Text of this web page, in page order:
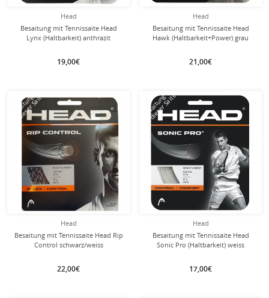
Head
Besaitung mit Tennissaite Head
Lynx (Haltbarkeit) anthrazit
19,00€
Head
Besaitung mit Tennissaite Head
Hawk (Haltbarkeit+Power) grau
21,00€
Head
Besaitung mit Tennissaite Head Rip
Control schwarz/weiss
22,00€
Besaitung
mit dieser Saite
Head
Besaitung mit Tennissaite Head
Sonic Pro (Haltbarkeit) weiss
17,00€
Besaitung
mit dieser Saite